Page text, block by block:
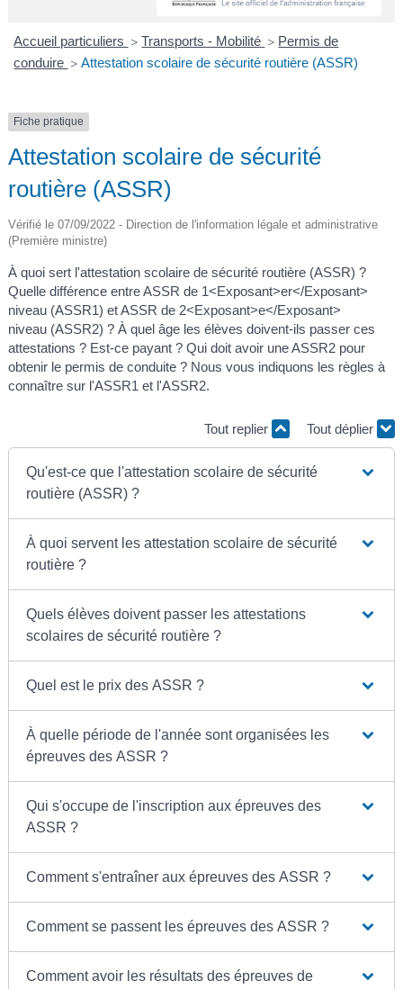
R E
Accueil particuliers > Transports - Mobilité > Permis de
conduire > Attestation scolaire de sécurité routière (ASSR)
Fiche pratique
Attestation scolaire de sécurité
routière (ASSR)
Vérifié le 07/09/2022 - Direction de l'information légale et administrative
(Première ministre)
À quoi sert l'attestation scolaire de sécurité routière (ASSR) ?
Quelle différence entre ASSR de 1<Exposant>er</Exposant>
niveau (ASSR1) et ASSR de 2<Exposant>e</Exposant>
niveau (ASSR2) ? À quel âge les élèves doivent-ils passer ces
attestations ? Est-ce payant ? Qui doit avoir une ASSR2 pour
obtenir le permis de conduite ? Nous vous indiquons les règles à
connaître sur l'ASSR1 et l'ASSR2.
Tout replier Tout déplier
Qu'est-ce que l'attestation scolaire de sécurité
routière (ASSR) ?
À quoi servent les attestation scolaire de sécurité
routière ?
Quels élèves doivent passer les attestations
scolaires de sécurité routière ?
Quel est le prix des ASSR ?
À quelle période de l'année sont organisées les
épreuves des ASSR ?
Qui s'occupe de l'inscription aux épreuves des
ASSR ?
Comment s'entraîner aux épreuves des ASSR ?
Comment se passent les épreuves des ASSR ?
Comment avoir les résultats des épreuves de